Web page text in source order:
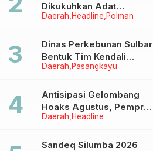
Daerah Headline Polman
Dikukuhkan Adat
Balanipa, Raih Gelar Sulo
Daerah Pasangkayu
Dinas Perkebunan Sulbar
Bentuk Tim Kendali
Internal ICS untuk Dukung
di Pasangkayu
Daerah Headline
Antisipasi Gelombang
Hoaks Agustus, Pemprov
Sulbar Ajak Warga Jaga
Sandeq Silumba 2026